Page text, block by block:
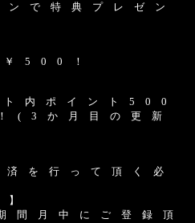
ン で 特 典 プ レ ゼ ン
5 0 0 ！
内 ポ イ ン ト 5 0 0
( 3 か 月 目 の 更 新
を 行 っ て 頂 く 必
間 月 中 に ご 登 録 頂